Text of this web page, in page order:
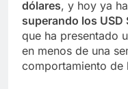
dólares, y hoy ya
superando los
que ha presentado
en menos de una
comportamiento de